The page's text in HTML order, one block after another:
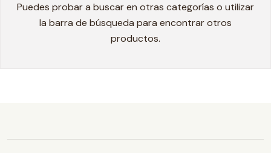
Puedes probar a buscar en otras categorías o utilizar
la barra de búsqueda para encontrar otros
productos.